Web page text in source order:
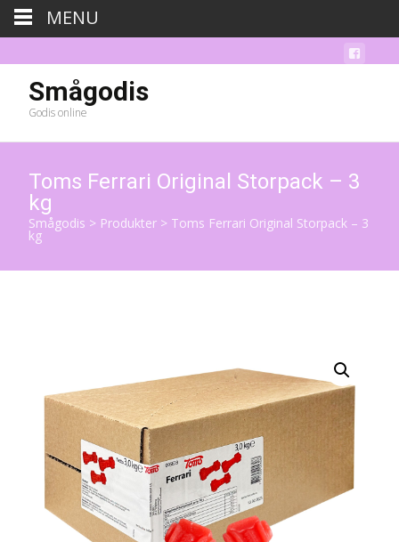
Smågodis
Godis online
Toms Ferrari Original Storpack – 3
kg
Smågodis > Produkter > Toms Ferrari Original Storpack – 3
kg
MENU